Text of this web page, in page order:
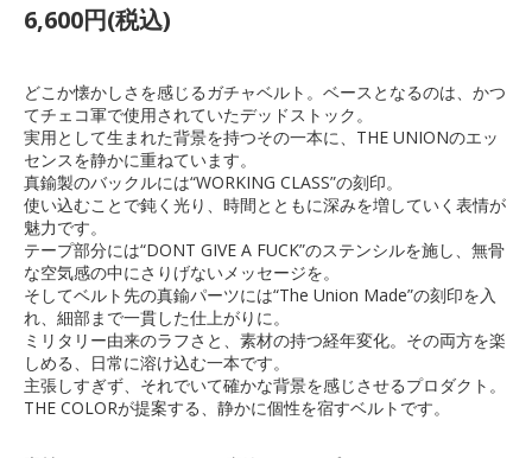
6,600円(税込)
どこか懐かしさを感じるガチャベルト。ベースとなるのは、かつ
てチェコ軍で使用されていたデッドストック。
実用として生まれた背景を持つその一本に、THE UNIONのエッ
センスを静かに重ねています。
真鍮製のバックルには“WORKING CLASS”の刻印。
使い込むことで鈍く光り、時間とともに深みを増していく表情が
魅力です。
テープ部分には“DONT GIVE A FUCK”のステンシルを施し、無骨
な空気感の中にさりげないメッセージを。
そしてベルト先の真鍮パーツには“The Union Made”の刻印を入
れ、細部まで一貫した仕上がりに。
ミリタリー由来のラフさと、素材の持つ経年変化。その両方を楽
しめる、日常に溶け込む一本です。
主張しすぎず、それでいて確かな背景を感じさせるプロダクト。
THE COLORが提案する、静かに個性を宿すベルトです。